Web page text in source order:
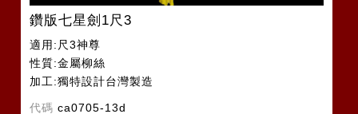
鑽版七星劍1尺3
適用:尺3神尊
性質:金屬柳絲
加工:獨特設計台灣製造
代碼 ca0705-13d